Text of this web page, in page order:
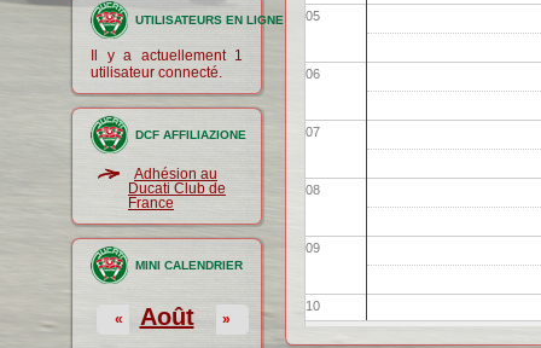
UTILISATEURS EN LIGNE
Il y a actuellement 1
utilisateur connecté.
DCF AFFILIAZIONE
Adhésion au
Ducati Club de
France
MINI CALENDRIER
Août
« »
05
06
07
08
09
10